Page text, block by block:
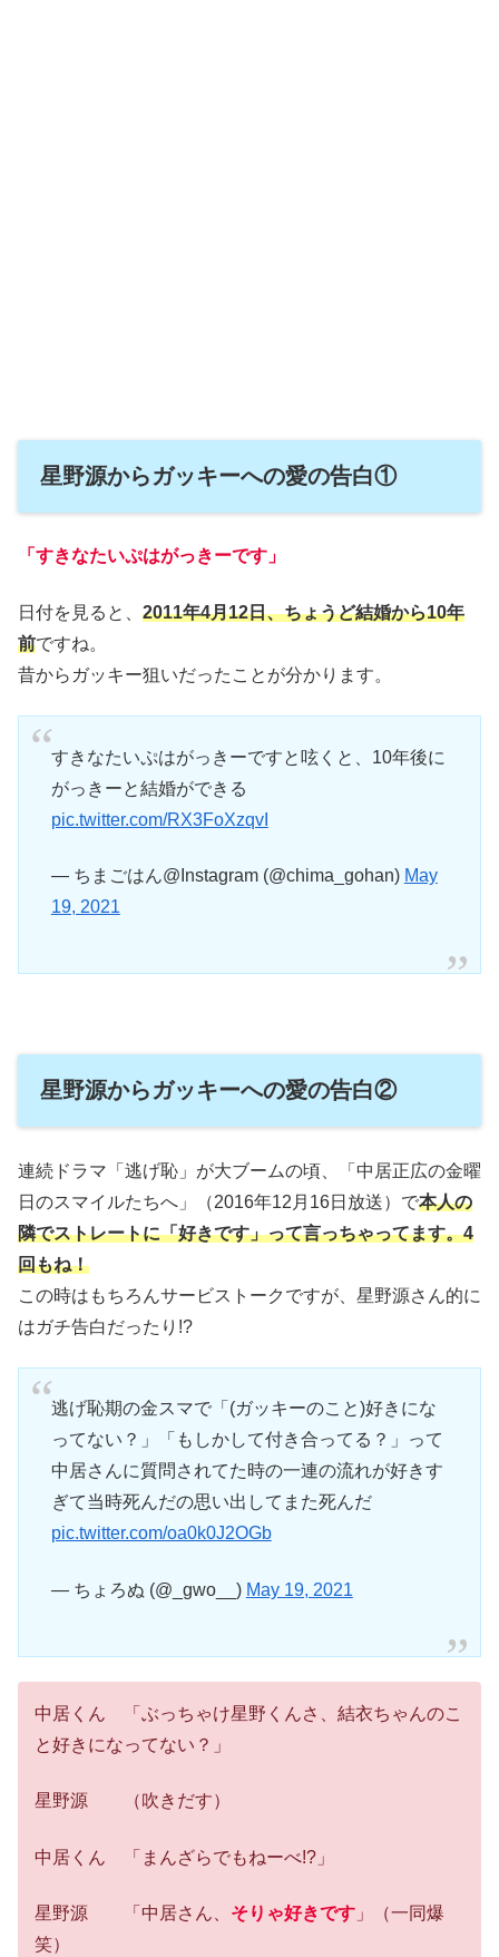
星野源からガッキーへの愛の告白①
「すきなたいぷはがっきーです」
日付を見ると、 2011年4月12日、ちょうど結婚から10年
前ですね。
昔からガッキー狙いだったことが分かります。
すきなたいぷはがっきーですと呟くと、10年後に
がっきーと結婚ができる
pic.twitter.com/RX3FoXzqvI
— ちまごはん@Instagram (@chima_gohan) May
19, 2021
星野源からガッキーへの愛の告白②
連続ドラマ「逃げ恥」が大ブームの頃、「中居正広の金曜
日のスマイルたちへ」（2016年12月16日放送）で本人の
隣でストレートに「好きです」って言っちゃってます。4
回もね！
この時はもちろんサービストークですが、星野源さん的に
はガチ告白だったり!?
逃げ恥期の金スマで「(ガッキーのこと)好きにな
ってない？」「もしかして付き合ってる？」って
中居さんに質問されてた時の一連の流れが好きす
ぎて当時死んだの思い出してまた死んだ
pic.twitter.com/oa0k0J2OGb
— ちょろぬ (@_gwo__) May 19, 2021
中居くん 「ぶっちゃけ星野くんさ、結衣ちゃんのこ
と好きになってない？」
星野源 （吹きだす）
中居くん 「まんざらでもねーべ!?」
星野源 「中居さん、 そりゃ好きです 」（一同爆
笑）